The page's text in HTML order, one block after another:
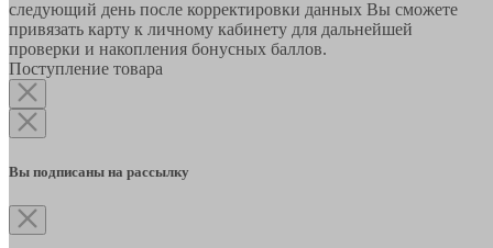
следующий день после корректировки данных Вы сможете
привязать карту к личному кабинету для дальнейшей
проверки и накопления бонусных баллов.
Поступление товара
Вы подписаны на рассылку